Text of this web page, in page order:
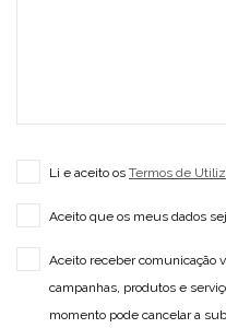
Li e aceito os Termos de
Aceito que os meus dados
Aceito receber comunicação
campanhas, produtos e
momento pode cancelar a